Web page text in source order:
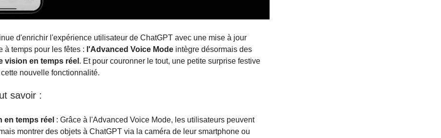
d'enrichir l'expérience utilisateur de ChatGPT avec une mise à jour
à temps pour les fêtes : l'Advanced Voice Mode intègre désormais des
vision en temps réel . Et pour couronner le tout, une petite surprise festive
nouvelle fonctionnalité.
savoir :
en temps réel : Grâce à l'Advanced Voice Mode, les utilisateurs peuvent
montrer des objets à ChatGPT via la caméra de leur smartphone ou